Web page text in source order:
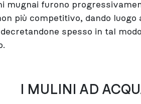
mugnai furono
più competitivo, dando
spesso in tal
I MULINI AD